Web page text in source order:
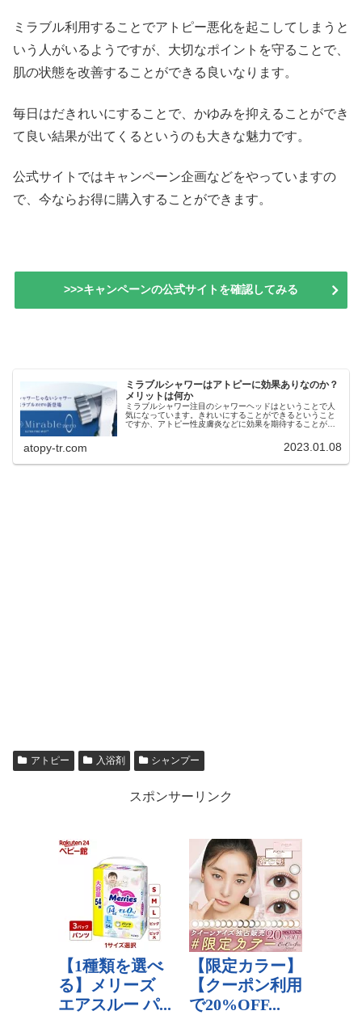
ミラブル利用することでアトピー悪化を起こしてしまうと
いう人がいるようですが、大切なポイントを守ることで、
肌の状態を改善することができる良いなります。
毎日はだきれいにすることで、かゆみを抑えることができ
て良い結果が出てくるというのも大きな魅力です。
公式サイトではキャンペーン企画などをやっていますの
で、今ならお得に購入することができます。
>>>キャンペーンの公式サイトを確認してみる
ミラブルシャワーはアトピーに効果ありなのか？
メリットは何か
ミラブルシャワー注目のシャワーヘッドはということで人
気になっています。きれいにすることができるということ
ですか、アトピー性皮膚炎などに効果を期待することがで
ワー結論としてアトピーに効果があって悪化することはあ
atopy-tr.com 2023.01.08
アトピー 入浴剤 シャンプー
スポンサーリンク